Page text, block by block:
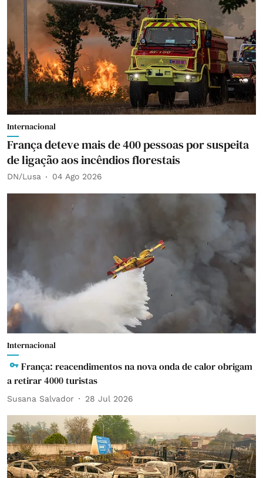
Internacional
França deteve mais de 400 pessoas por suspeita
de ligação aos incêndios florestais
DN/Lusa 04 Ago 2026
Internacional
França: reacendimentos na nova onda de calor obrigam
a retirar 4000 turistas
Susana Salvador 28 Jul 2026